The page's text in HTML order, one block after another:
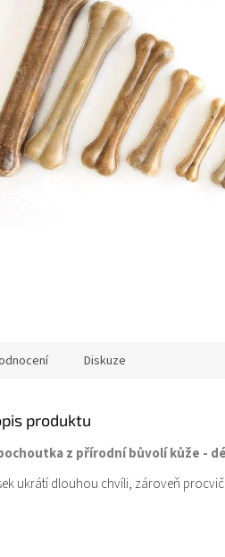
Diskuze
produktu
z přírodní bůvolí kůže -
ukrátí dlouhou chvíli, zároveň